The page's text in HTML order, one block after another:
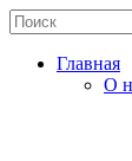
Главная
О